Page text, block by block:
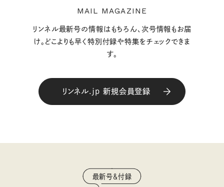
MAIL MAGAZINE
リンネル最新号の情報はもちろん、次号情報もお届
け。どこよりも早く特別付録や特集をチェックできま
す。
リンネル.jp 新規会員登録
最新号＆付録